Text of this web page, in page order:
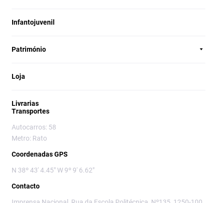
Infantojuvenil
Património
Loja
Livrarias
Transportes
Autocarros: 58
Metro: Rato
Coordenadas GPS
N 38º 43' 4.45" W 9º 9' 6.62"
Contacto